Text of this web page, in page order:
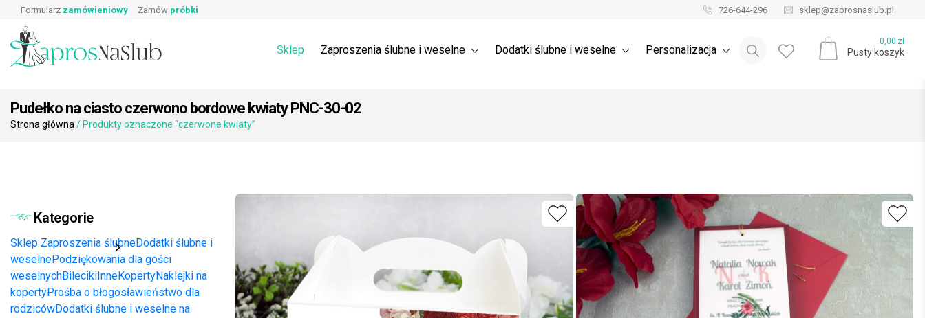
content
Formularz zamówieniowy Zamów próbki 726-644-296 sklep@zaprosnaslub.pl
Sklep Zaproszenia ślubne i weselne Dodatki ślubne i weselne Personalizacja
0,00 zł
Pusty koszyk
Prawa i obowiązki gościa weselnego
Dodatki ślubne i weselne na stół →
Wierszyki o prezentach
Rebusy ślubne do zaproszeń
Blog ślubny
Wpisz produkt, którego szukasz:
Pudełko na ciasto czerwono bordowe kwiaty PNC-30-02
Strona główna / Produkty oznaczone “czerwone kwiaty”
Kategorie
Sklep Zaproszenia ślubneDodatki ślubne i
weselnePodziękowania dla gości
weselnychBilecikiInneKopertyNaklejki na
kopertyProśba o błogosławieństwo dla
rodzicówDodatki ślubne i weselne na